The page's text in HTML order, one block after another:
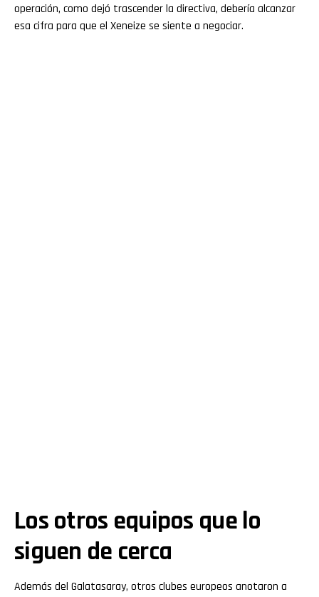
operación, como dejó trascender la directiva, debería alcanzar
esa cifra para que el Xeneize se siente a negociar.
Los otros equipos que lo
siguen de cerca
Además del Galatasaray, otros clubes europeos anotaron a